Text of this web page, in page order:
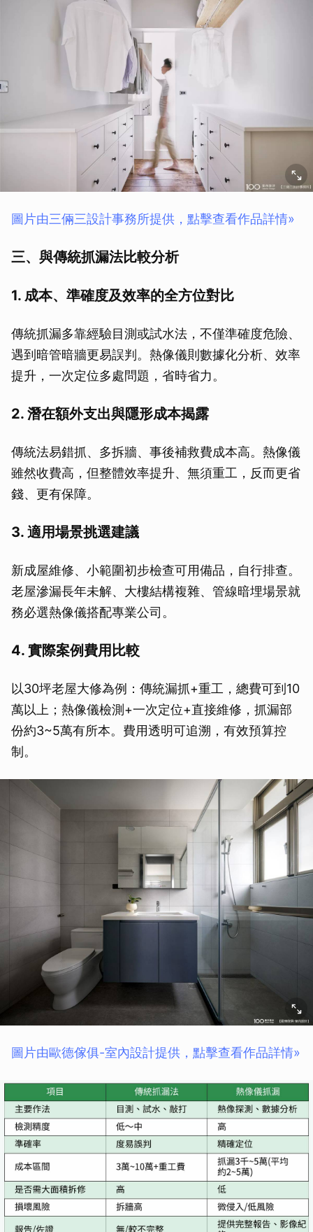
圖片由三倆三設計事務所提供，點擊查看作品詳情»
三、與傳統抓漏法比較分析
1. 成本、準確度及效率的全方位對比
傳統抓漏多靠經驗目測或試水法，不僅準確度危險、
遇到暗管暗牆更易誤判。熱像儀則數據化分析、效率
提升，一次定位多處問題，省時省力。
2. 潛在額外支出與隱形成本揭露
傳統法易錯抓、多拆牆、事後補救費成本高。熱像儀
雖然收費高，但整體效率提升、無須重工，反而更省
錢、更有保障。
3. 適用場景挑選建議
新成屋維修、小範圍初步檢查可用備品，自行排查。
老屋滲漏長年未解、大樓結構複雜、管線暗埋場景就
務必選熱像儀搭配專業公司。
4. 實際案例費用比較
以30坪老屋大修為例：傳統漏抓+重工，總費可到10
萬以上；熱像儀檢測+一次定位+直接維修，抓漏部
份約3~5萬有所本。費用透明可追溯，有效預算控
制。
圖片由歐德傢俱-室內設計提供，點擊查看作品詳情»